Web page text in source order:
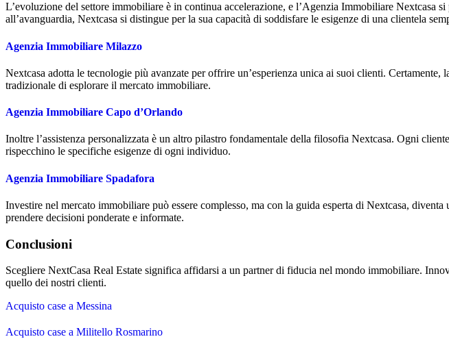
L’evoluzione del settore immobiliare è in continua accelerazione, e l’Agenzia Immobiliare
all’avanguardia, Nextcasa si distingue per la sua capacità di soddisfare le esigenze di una clientela
Agenzia Immobiliare Milazzo
Nextcasa adotta le tecnologie più avanzate per offrire un’esperienza unica ai suoi clienti.
tradizionale di esplorare il mercato immobiliare.
Agenzia Immobiliare Capo d’Orlando
Inoltre l’assistenza personalizzata è un altro pilastro fondamentale della filosofia Nextcasa. Ogni
rispecchino le specifiche esigenze di ogni individuo.
Agenzia Immobiliare Spadafora
Investire nel mercato immobiliare può essere complesso, ma con la guida esperta di Nextcasa,
prendere decisioni ponderate e informate.
Conclusioni
Scegliere NextCasa Real Estate significa affidarsi a un partner di fiducia nel mondo immobiliare.
quello dei nostri clienti.
Acquisto case a Messina
Acquisto case a Militello Rosmarino